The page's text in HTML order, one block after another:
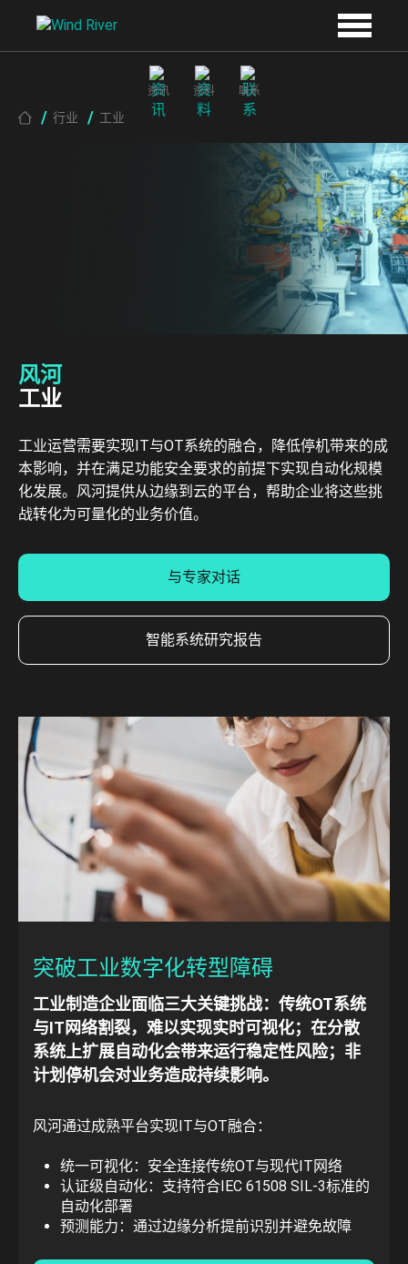
资讯 资料 联系
Breadcrumb
行业 工业
风河
工业
工业运营需要实现IT与OT系统的融合，降低停机带来的成
本影响，并在满足功能安全要求的前提下实现自动化规模
化发展。风河提供从边缘到云的平台，帮助企业将这些挑
战转化为可量化的业务价值。
与专家对话
智能系统研究报告
突破工业数字化转型障碍
工业制造企业面临三大关键挑战：传统OT系统
与IT网络割裂，难以实现实时可视化；在分散
系统上扩展自动化会带来运行稳定性风险；非
计划停机会对业务造成持续影响。
风河通过成熟平台实现IT与OT融合：
统一可视化：安全连接传统OT与现代IT网络
认证级自动化：支持符合IEC 61508 SIL-3标准的
自动化部署
预测能力：通过边缘分析提前识别并避免故障